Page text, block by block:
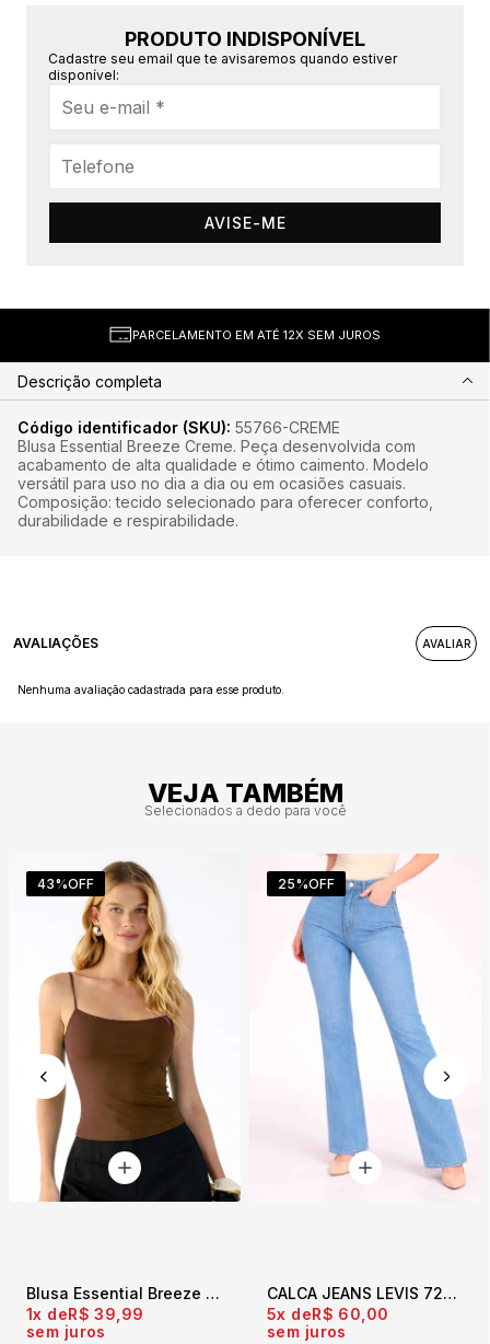
PRODUTO INDISPONÍVEL
Cadastre seu email que te avisaremos quando estiver
disponível:
AVISE-ME
PARCELAMENTO EM ATÉ 12X SEM JUROS
Descrição completa
Código identificador (SKU): 55766-CREME
Blusa Essential Breeze Creme. Peça desenvolvida com
acabamento de alta qualidade e ótimo caimento. Modelo
versátil para uso no dia a dia ou em ocasiões casuais.
Composição: tecido selecionado para oferecer conforto,
durabilidade e respirabilidade.
AVALIAÇÕES
Nenhuma avaliação cadastrada para esse produto.
VEJA TAMBÉM
Selecionados a dedo para você
43%OFF
Blusa Essential Breeze Marrom
1x
R$ 39,99
sem juros
25%OFF
CALCA JEANS LEVIS 725 HIGH RISE BOOT W AZUL
5x
R$ 60,00
sem juros